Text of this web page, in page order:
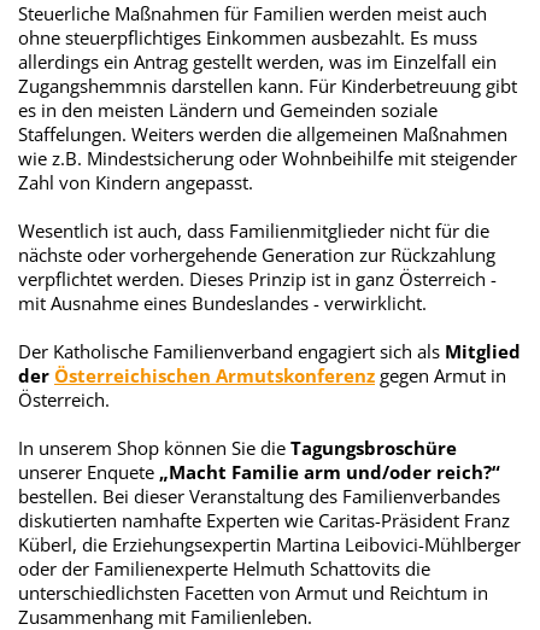
Steuerliche Maßnahmen für Familien werden meist auch
ohne steuerpflichtiges Einkommen ausbezahlt. Es muss
allerdings ein Antrag gestellt werden, was im Einzelfall ein
Zugangshemmnis darstellen kann. Für Kinderbetreuung gibt
es in den meisten Ländern und Gemeinden soziale
Staffelungen. Weiters werden die allgemeinen Maßnahmen
wie z.B. Mindestsicherung oder Wohnbeihilfe mit steigender
Zahl von Kindern angepasst.
Wesentlich ist auch, dass Familienmitglieder nicht für die
nächste oder vorhergehende Generation zur Rückzahlung
verpflichtet werden. Dieses Prinzip ist in ganz Österreich -
mit Ausnahme eines Bundeslandes - verwirklicht.
Der Katholische Familienverband engagiert sich als Mitglied
der Österreichischen Armutskonferenz gegen Armut in
Österreich.
In unserem Shop können Sie die Tagungsbroschüre
unserer Enquete „Macht Familie arm und/oder reich?“
bestellen. Bei dieser Veranstaltung des Familienverbandes
diskutierten namhafte Experten wie Caritas-Präsident Franz
Küberl, die Erziehungsexpertin Martina Leibovici-Mühlberger
oder der Familienexperte Helmuth Schattovits die
unterschiedlichsten Facetten von Armut und Reichtum in
Zusammenhang mit Familienleben.